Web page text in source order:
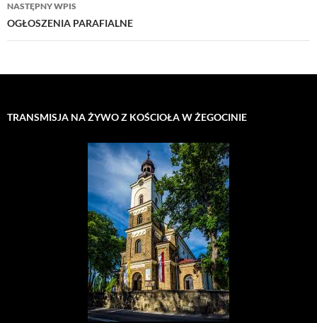
NASTĘPNY WPIS
OGŁOSZENIA PARAFIALNE
TRANSMISJA NA ŻYWO Z KOŚCIOŁA W ŻEGOCINIE